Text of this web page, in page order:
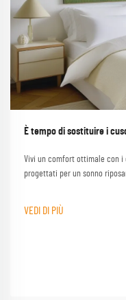
È tempo di sostituire i
Vivi un comfort ottimale con i
progettati per un sonno
VEDI DI PIÙ